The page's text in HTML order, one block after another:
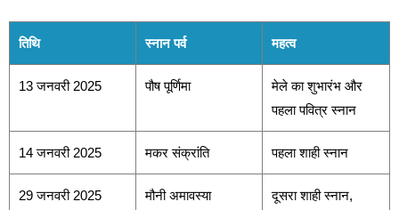
तिथि स्नान पर्व महत्व
13 जनवरी 2025 पौष पूर्णिमा
मेले का शुभारंभ और
पहला पवित्र स्नान
14 जनवरी 2025 मकर संक्रांति पहला शाही स्नान
29 जनवरी 2025 मौनी अमावस्या
दूसरा शाही स्नान,